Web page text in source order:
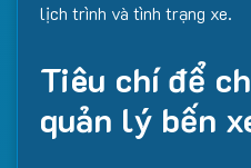
lịch trình và tình trạng xe.
Tiêu chí để
quản lý bến